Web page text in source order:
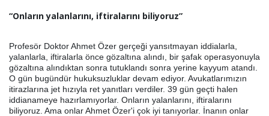
“Onların yalanlarını, iftiralarını biliyoruz”
Profesör Doktor Ahmet Özer gerçeği yansıtmayan iddialarla,
yalanlarla, iftiralarla önce gözaltına alındı, bir şafak operasyonuyla
gözaltına alındıktan sonra tutuklandı sonra yerine kayyum atandı.
O gün bugündür hukuksuzluklar devam ediyor. Avukatlarımızın
itirazlarına jet hızıyla ret yanıtları verdiler. 39 gün geçti halen
iddianameye hazırlamıyorlar. Onların yalanlarını, iftiralarını
biliyoruz. Ama onlar Ahmet Özer'i çok iyi tanıyorlar. İnanın onlar